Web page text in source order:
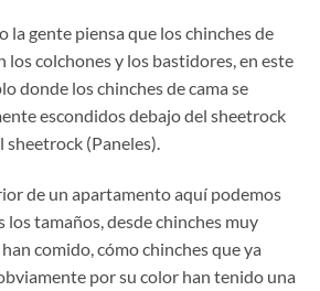
la gente piensa que los chinches de
los colchones y los bastidores, en este
donde los chinches de cama se
escondidos debajo del sheetrock
sheetrock (Paneles).
de un apartamento aquí podemos
los tamaños, desde chinches muy
comido, cómo chinches que ya
por su color han tenido una